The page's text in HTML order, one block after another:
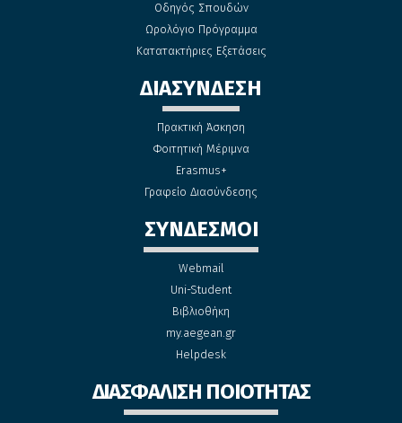
Οδηγός Σπουδών
Ωρολόγιο Πρόγραμμα
Κατατακτήριες Εξετάσεις
ΔΙΑΣΥΝΔΕΣΗ
Πρακτική Άσκηση
Φοιτητική Μέριμνα
Erasmus+
Γραφείο Διασύνδεσης
ΣΥΝΔΕΣΜΟΙ
Webmail
Uni-Student
Βιβλιοθήκη
my.aegean.gr
Helpdesk
ΔΙΑΣΦΑΛΙΣΗ ΠΟΙΟΤΗΤΑΣ